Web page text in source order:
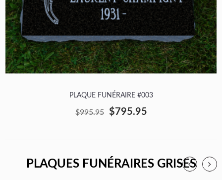
PLAQUE FUNÉRAIRE #003
$995.95 $795.95
PLAQUES FUNÉRAIRES GRISES